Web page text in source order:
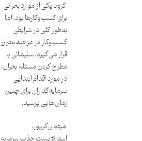
کرونا یکی از موارد بحرانی
برای کسب‌وکارها بود. اما
به‌طور کلی در شرایطی
کسب‌وکار در مرحله بحران
قرار می‌گیرد. سلیمانی با
مطرح کردن مسئله بحران،
در مورد اقدام ابتدایی
سرمایه‌گذاران برای چنین
زمان‌هایی پرسید.
میثم زرگرپور،
استراتژیست جذب سرمایه